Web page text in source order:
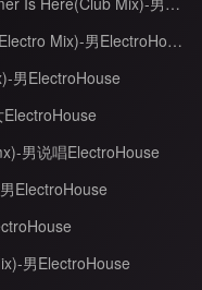
Darius And Finlay Ft Nicco - Get Up(Ph Electro Mix)-男ElectroHouse
男ElectroHouse
男说唱ElectroHouse
ElectroHouse
男ElectroHouse